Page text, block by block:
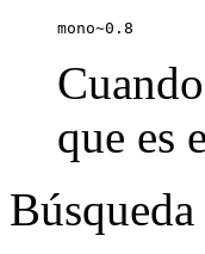
mono~0.8
que es